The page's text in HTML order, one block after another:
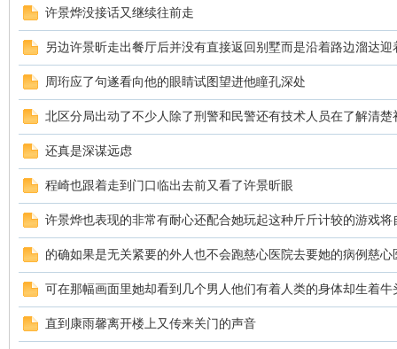
许景烨没接话又继续往前走
另边许景昕走出餐厅后并没有直接返回别墅而是沿着路边溜达迎
周珩应了句遂看向他的眼睛试图望进他瞳孔深处
北区分局出动了不少人除了刑警和民警还有技术人员在了解清楚
还真是深谋远虑
程崎也跟着走到门口临出去前又看了许景昕眼
许景烨也表现的非常有耐心还配合她玩起这种斤斤计较的游戏将
的确如果是无关紧要的外人也不会跑慈心医院去要她的病例慈心
可在那幅画面里她却看到几个男人他们有着人类的身体却生着牛
直到康雨馨离开楼上又传来关门的声音